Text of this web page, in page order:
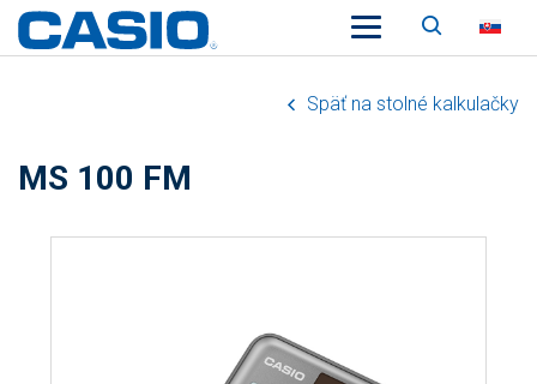
Späť na stolné kalkulačky
MS 100 FM